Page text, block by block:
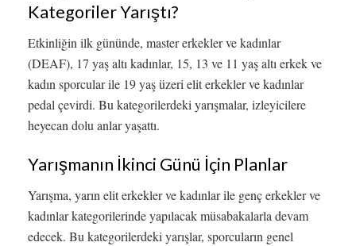
Kategoriler Yarıştı?
Etkinliğin ilk gününde, master erkekler ve kadınlar
(DEAF), 17 yaş altı kadınlar, 15, 13 ve 11 yaş altı erkek ve
kadın sporcular ile 19 yaş üzeri elit erkekler ve kadınlar
pedal çevirdi. Bu kategorilerdeki yarışmalar, izleyicilere
heyecan dolu anlar yaşattı.
Yarışmanın İkinci Günü İçin Planlar
Yarışma, yarın elit erkekler ve kadınlar ile genç erkekler ve
kadınlar kategorilerinde yapılacak müsabakalarla devam
edecek. Bu kategorilerdeki yarışlar, sporcuların genel